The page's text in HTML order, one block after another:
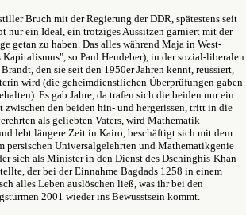
Bruch mit der Regierung der DDR, spätestens seit
nur ein Ideal, ein trotziges Aussitzen garniert mit der
getan zu haben. Das alles während Maja in West-
so Paul Heudeber), in der sozial-liberalen
den sie seit den 1950er Jahren kennt, reüssiert,
wird (die geheimdienstlichen Überprüfungen gaben
Es gab Jahre, da trafen sich die beiden nur ein
zwischen den beiden hin- und hergerissen, tritt in die
als geliebten Vaters, wird Mathematik-
lebt längere Zeit in Kairo, beschäftigt sich mit dem
persischen Universalgelehrten und Mathematikgenie
sich als Minister in den Dienst des Dschinghis-Khan-
der bei der Einnahme Bagdads 1258 in einem
alles Leben auslöschen ließ, was ihr bei den
2001 wieder ins Bewusstsein kommt.